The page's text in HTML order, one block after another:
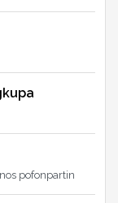
pofonpartin